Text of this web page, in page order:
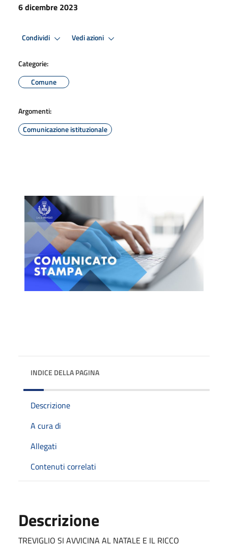
6 dicembre 2023
Condividi Vedi azioni
Categorie:
Comune
Argomenti:
Comunicazione istituzionale
INDICE DELLA PAGINA
Descrizione
A cura di
Allegati
Contenuti correlati
Descrizione
TREVIGLIO SI AVVICINA AL NATALE E IL RICCO